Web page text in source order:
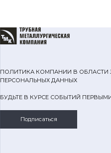
ПОЛИТИКА КОМПАНИИ В ОБЛАСТИ
ПЕРСОНАЛЬНЫХ ДАННЫХ
БУДЬТЕ В КУРСЕ СОБЫТИЙ
Подписаться